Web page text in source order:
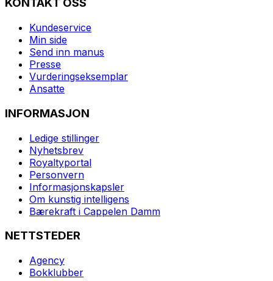
KONTAKT OSS
Kundeservice
Min side
Send inn manus
Presse
Vurderingseksemplar
Ansatte
INFORMASJON
Ledige stillinger
Nyhetsbrev
Royaltyportal
Personvern
Informasjonskapsler
Om kunstig intelligens
Bærekraft i Cappelen Damm
NETTSTEDER
Agency
Bokklubber